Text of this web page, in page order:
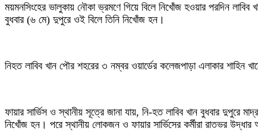
ময়মনসিংহের ভালুকায় নৌকা ভ্রমণে গিয়ে বিলে নিখোঁজ হওয়ার পরদিন
বুধবার (৬ মে) দুপুরে ওই বিলে তিনি নিখোঁজ হন।
নিহত লাবিব খান পৌর শহরের ৩ নম্বর ওয়ার্ডের কলেজপাড়া এলাকার শাহিন
ফায়ার সার্ভিস ও স্থানীয় সূত্রে জানা যায়, নি-হত লাবিব খান বুধবার দুপুরে
নিখোঁজ হন। পরে স্থানীয় লোকজন ও ফায়ার সার্ভিসের কর্মীরা রাতভর উদ্ধার